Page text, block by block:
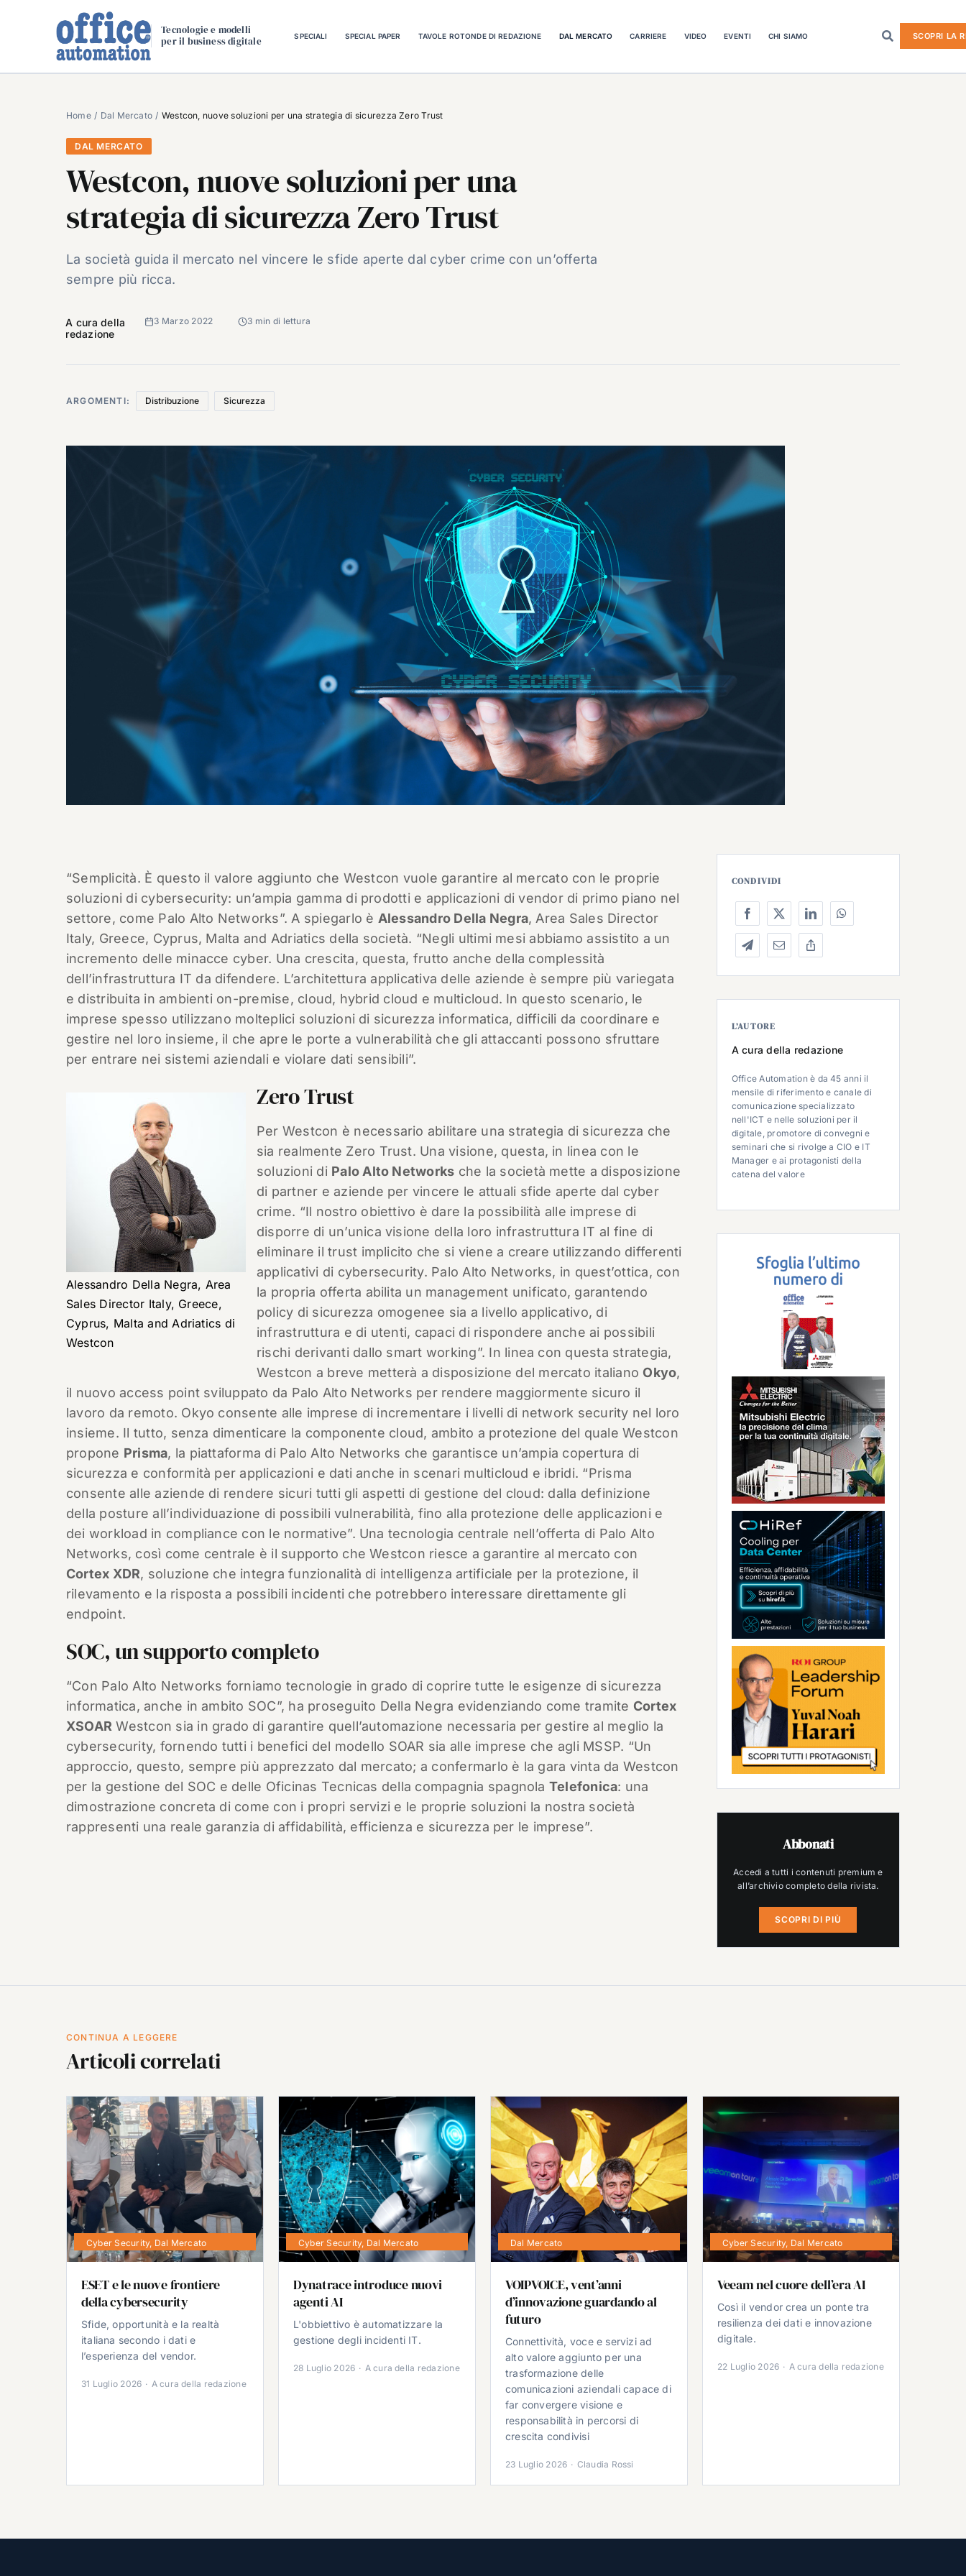
Tecnologie e modelli
per il business digitale
SPECIALI SPECIAL PAPER TAVOLE ROTONDE DI REDAZIONE DAL MERCATO CARRIERE VIDEO EVENTI CHI SIAMO SCOPRI LA
Home Dal Mercato Westcon, nuove soluzioni per una strategia di sicurezza Zero Trust
DAL MERCATO
Westcon, nuove soluzioni per una
strategia di sicurezza Zero Trust
La società guida il mercato nel vincere le sfide aperte dal cyber crime con un’offerta
sempre più ricca.
A cura della
redazione
3 Marzo 2022 3 min di lettura
ARGOMENTI: Distribuzione Sicurezza
“Semplicità. È questo il valore aggiunto che Westcon vuole garantire al mercato con le proprie
soluzioni di cybersecurity: un’ampia gamma di prodotti e applicazioni di vendor di primo piano nel
settore, come Palo Alto Networks”. A spiegarlo è Alessandro Della Negra, Area Sales Director
Italy, Greece, Cyprus, Malta and Adriatics della società. “Negli ultimi mesi abbiamo assistito a un
incremento delle minacce cyber. Una crescita, questa, frutto anche della complessità
dell’infrastruttura IT da difendere. L’architettura applicativa delle aziende è sempre più variegata
e distribuita in ambienti on-premise, cloud, hybrid cloud e multicloud. In questo scenario, le
imprese spesso utilizzano molteplici soluzioni di sicurezza informatica, difficili da coordinare e
gestire nel loro insieme, il che apre le porte a vulnerabilità che gli attaccanti possono sfruttare
per entrare nei sistemi aziendali e violare dati sensibili”.
Alessandro Della Negra, Area
Sales Director Italy, Greece,
Cyprus, Malta and Adriatics di
Westcon
Zero Trust
Per Westcon è necessario abilitare una strategia di sicurezza che
sia realmente Zero Trust. Una visione, questa, in linea con le
soluzioni di Palo Alto Networks che la società mette a disposizione
di partner e aziende per vincere le attuali sfide aperte dal cyber
crime. “Il nostro obiettivo è dare la possibilità alle imprese di
disporre di un’unica visione della loro infrastruttura IT al fine di
eliminare il trust implicito che si viene a creare utilizzando differenti
applicativi di cybersecurity. Palo Alto Networks, in quest’ottica, con
la propria offerta abilita un management unificato, garantendo
policy di sicurezza omogenee sia a livello applicativo, di
infrastruttura e di utenti, capaci di rispondere anche ai possibili
rischi derivanti dallo smart working”. In linea con questa strategia,
Westcon a breve metterà a disposizione del mercato italiano Okyo,
il nuovo access point sviluppato da Palo Alto Networks per rendere maggiormente sicuro il
lavoro da remoto. Okyo consente alle imprese di incrementare i livelli di network security nel loro
insieme. Il tutto, senza dimenticare la componente cloud, ambito a protezione del quale Westcon
propone Prisma, la piattaforma di Palo Alto Networks che garantisce un’ampia copertura di
sicurezza e conformità per applicazioni e dati anche in scenari multicloud e ibridi. “Prisma
consente alle aziende di rendere sicuri tutti gli aspetti di gestione del cloud: dalla definizione
della posture all’individuazione di possibili vulnerabilità, fino alla protezione delle applicazioni e
dei workload in compliance con le normative”. Una tecnologia centrale nell’offerta di Palo Alto
Networks, così come centrale è il supporto che Westcon riesce a garantire al mercato con
Cortex XDR, soluzione che integra funzionalità di intelligenza artificiale per la protezione, il
rilevamento e la risposta a possibili incidenti che potrebbero interessare direttamente gli
endpoint.
SOC, un supporto completo
“Con Palo Alto Networks forniamo tecnologie in grado di coprire tutte le esigenze di sicurezza
informatica, anche in ambito SOC”, ha proseguito Della Negra evidenziando come tramite Cortex
XSOAR Westcon sia in grado di garantire quell’automazione necessaria per gestire al meglio la
cybersecurity, fornendo tutti i benefici del modello SOAR sia alle imprese che agli MSSP. “Un
approccio, questo, sempre più apprezzato dal mercato; a confermarlo è la gara vinta da Westcon
per la gestione del SOC e delle Oficinas Tecnicas della compagnia spagnola Telefonica: una
dimostrazione concreta di come con i propri servizi e le proprie soluzioni la nostra società
rappresenti una reale garanzia di affidabilità, efficienza e sicurezza per le imprese”.
CONDIVIDI
L’AUTORE
A cura della redazione
Office Automation è da 45 anni il
mensile di riferimento e canale di
comunicazione specializzato
nell'ICT e nelle soluzioni per il
digitale, promotore di convegni e
seminari che si rivolge a CIO e IT
Manager e ai protagonisti della
catena del valore
Abbonati
Accedi a tutti i contenuti premium e
all’archivio completo della rivista.
SCOPRI DI PIÙ
CONTINUA A LEGGERE
Articoli correlati
Cyber Security, Dal Mercato
ESET e le nuove frontiere
della cybersecurity
Sfide, opportunità e la realtà
italiana secondo i dati e
l’esperienza del vendor.
31 Luglio 2026 · A cura della redazione
Cyber Security, Dal Mercato
Dynatrace introduce nuovi
agenti AI
L'obbiettivo è automatizzare la
gestione degli incidenti IT.
28 Luglio 2026 · A cura della redazione
Dal Mercato
VOIPVOICE, vent’anni
d’innovazione guardando al
futuro
Connettività, voce e servizi ad
alto valore aggiunto per una
trasformazione delle
comunicazioni aziendali capace di
far convergere visione e
responsabilità in percorsi di
crescita condivisi
23 Luglio 2026 · Claudia Rossi
Cyber Security, Dal Mercato
Veeam nel cuore dell’era AI
Così il vendor crea un ponte tra
resilienza dei dati e innovazione
digitale.
22 Luglio 2026 · A cura della redazione